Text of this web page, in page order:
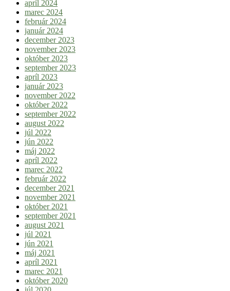
apríl 2024
marec 2024
február 2024
január 2024
december 2023
november 2023
október 2023
september 2023
apríl 2023
január 2023
november 2022
október 2022
september 2022
august 2022
júl 2022
jún 2022
máj 2022
apríl 2022
marec 2022
február 2022
december 2021
november 2021
október 2021
september 2021
august 2021
júl 2021
jún 2021
máj 2021
apríl 2021
marec 2021
október 2020